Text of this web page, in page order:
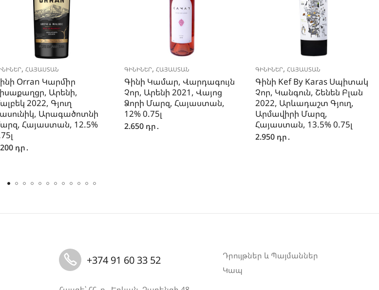
, ՀԱՅԱՍՏԱՆ
Orran Կարմիր
Արենի,
2022, Գյուղ
Արագածոտնի
Հայաստան, 12.5%
դր․
ԳԻՆԻՆԵՐ,ՀԱՅԱՍՏԱՆ
Գինի Կամար, Վարդագույն
Չոր, Արենի 2021, Վայոց
Ձորի Մարզ, Հայաստան,
12% 0.75լ
2.650 դր․
ԳԻՆԻՆԵՐ,ՀԱՅԱՍՏԱՆ
Գինի Kef By Karas Սպիտակ
Չոր, Կանգուն, Շենեն Բլան
2022, Արևադաշտ Գյուղ,
Արմավիրի Մարզ,
Հայաստան, 13.5% 0.75լ
2.950 դր․
+374 91 60 33 52
Դրույթներ և Պայմաններ
Կապ